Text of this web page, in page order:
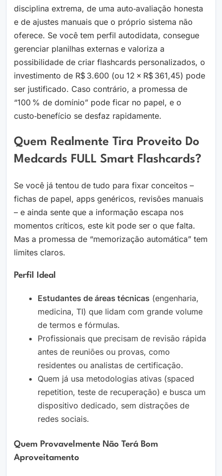
disciplina extrema, de uma auto‑avaliação honesta
e de ajustes manuais que o próprio sistema não
oferece. Se você tem perfil autodidata, consegue
gerenciar planilhas externas e valoriza a
possibilidade de criar flashcards personalizados, o
investimento de R$ 3.600 (ou 12 × R$ 361,45) pode
ser justificado. Caso contrário, a promessa de
“100 % de domínio” pode ficar no papel, e o
custo‑benefício se desfaz rapidamente.
Quem Realmente Tira Proveito Do
Medcards FULL Smart Flashcards?
Se você já tentou de tudo para fixar conceitos –
fichas de papel, apps genéricos, revisões manuais
– e ainda sente que a informação escapa nos
momentos críticos, este kit pode ser o que falta.
Mas a promessa de “memorização automática” tem
limites claros.
Perfil Ideal
Estudantes de áreas técnicas (engenharia,
medicina, TI) que lidam com grande volume
de termos e fórmulas.
Profissionais que precisam de revisão rápida
antes de reuniões ou provas, como
residentes ou analistas de certificação.
Quem já usa metodologias ativas (spaced
repetition, teste de recuperação) e busca um
dispositivo dedicado, sem distrações de
redes sociais.
Quem Provavelmente Não Terá Bom
Aproveitamento